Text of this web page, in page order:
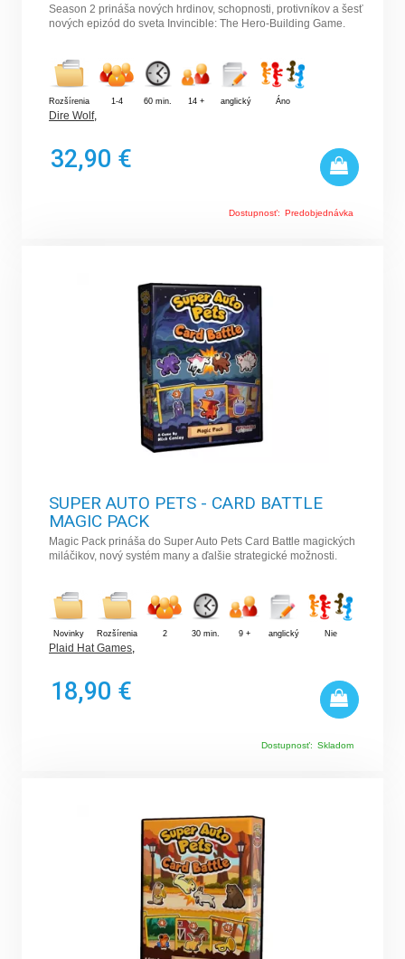
Season 2 prináša nových hrdinov, schopnosti, protivníkov a šesť
nových epizód do sveta Invincible: The Hero-Building Game.
Rozšírenia 1-4 60 min. 14 + anglický Áno
Dire Wolf,
32,90 €
Dostupnosť: Predobjednávka
SUPER AUTO PETS - CARD BATTLE
MAGIC PACK
Magic Pack prináša do Super Auto Pets Card Battle magických
miláčikov, nový systém many a ďalšie strategické možnosti.
Novinky Rozšírenia 2 30 min. 9 + anglický Nie
Plaid Hat Games,
18,90 €
Dostupnosť: Skladom